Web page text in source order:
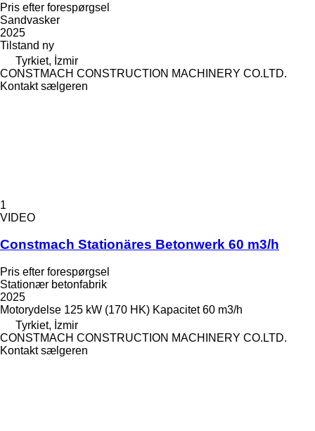
Pris efter forespørgsel
Sandvasker
2025
Tilstand ny
Tyrkiet, İzmir
CONSTMACH CONSTRUCTION MACHINERY CO.LTD.
Kontakt sælgeren
1
VIDEO
Constmach Stationäres Betonwerk 60 m3/h
Pris efter forespørgsel
Stationær betonfabrik
2025
Motorydelse 125 kW (170 HK) Kapacitet 60 m3/h
Tyrkiet, İzmir
CONSTMACH CONSTRUCTION MACHINERY CO.LTD.
Kontakt sælgeren